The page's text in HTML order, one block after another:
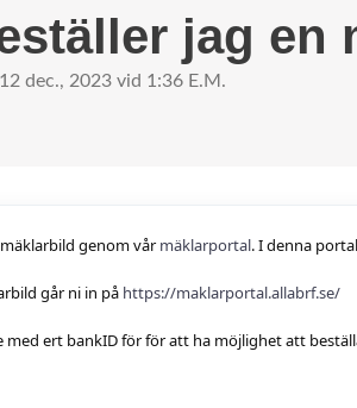
jag en
dec., 2023 vid 1:36 E.M.
genom vårmäklarportal. I denna
går ni in på https://maklarportal.allabrf.se/
med ert bankID för för att ha möjlighet att